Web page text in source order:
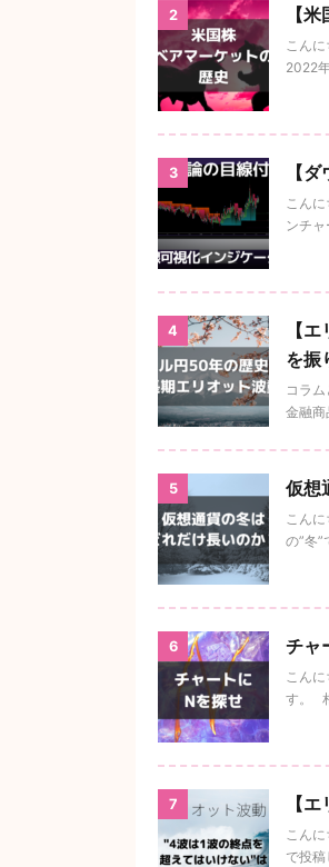
2 【
こん
2022
3 【
こん
ンチ
4
【
を振
コラ
金融商
5 仮想
こん
の”冬
6 チャ
こん
す。
7 【
こん
で投